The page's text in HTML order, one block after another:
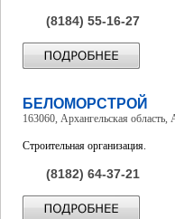
(8184) 55-16-27
БЕЛОМОРСТРОЙ
163060, Архангельская
Строительная организация.
(8182) 64-37-21